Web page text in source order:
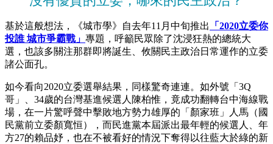
基於這般想法，《城市學》自去年11月中旬推出
「2020立委你
投誰 城市爭霸戰」 專題，呼籲民眾除了沈浸狂熱的總統大
選，也該多關注那群即將誕生、攸關民主政治日常運作的立委
諸公面孔。
如今看向2020立委選舉結果，同樣驚奇連連。如外號「3Q
哥」、34歲的台灣基進候選人陳柏惟，竟成功翻轉台中海線戰
場，在一片驚呼聲中擊敗地方勢力雄厚的「顏家班」人馬（國
民黨前立委顏寬恒），而民進黨本屆派出最年輕的候選人、年
方27的賴品妤，也在不被看好的情況下奪得以往藍大於綠的新